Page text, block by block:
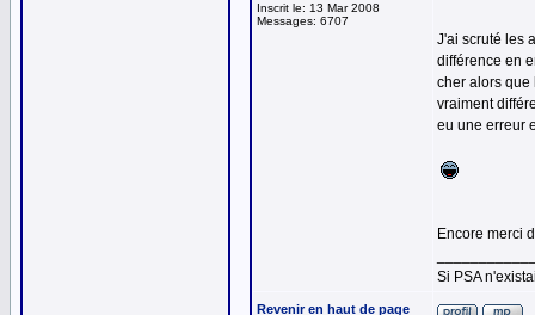
Inscrit le: 13 Mar 2008
Messages: 6707
J'ai scruté les
différence en
cher alors que
vraiment
eu une erreur
Encore merci
Si PSA
Revenir en haut de page